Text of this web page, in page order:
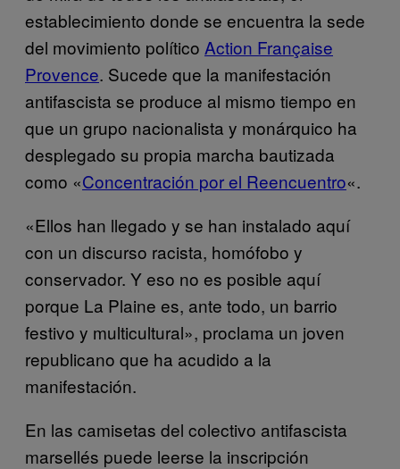
establecimiento donde se encuentra la sede
del movimiento político Action Française
Provence. Sucede que la manifestación
antifascista se produce al mismo tiempo en
que un grupo nacionalista y monárquico ha
desplegado su propia marcha bautizada
como «Concentración por el Reencuentro«.
«Ellos han llegado y se han instalado aquí
con un discurso racista, homófobo y
conservador. Y eso no es posible aquí
porque La Plaine es, ante todo, un barrio
festivo y multicultural», proclama un joven
republicano que ha acudido a la
manifestación.
En las camisetas del colectivo antifascista
marsellés puede leerse la inscripción